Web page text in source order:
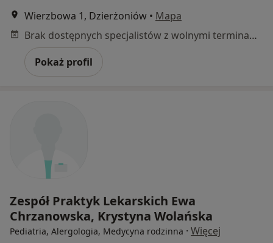
Wierzbowa 1, Dzierżoniów • Mapa
Brak dostępnych specjalistów z wolnymi terminami w tym centrum medycznym.
Pokaż profil
Zespół Praktyk Lekarskich Ewa
Chrzanowska, Krystyna Wolańska
Pediatria, Alergologia, Medycyna rodzinna · Więcej